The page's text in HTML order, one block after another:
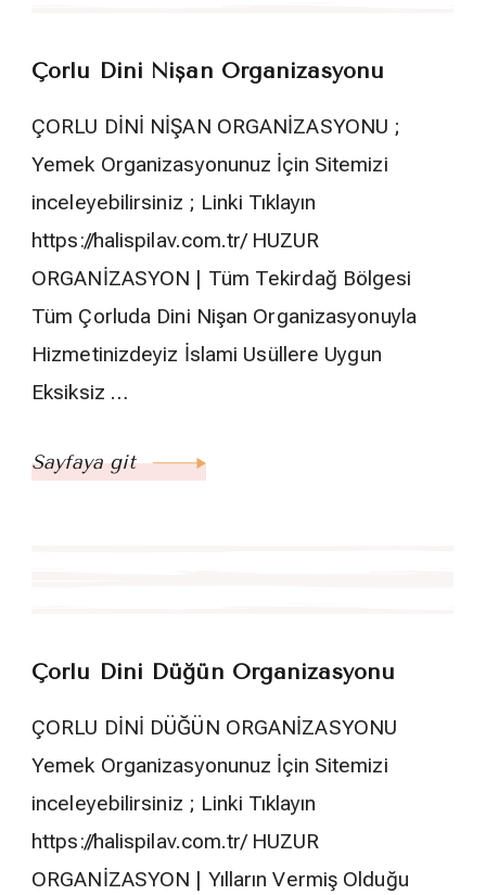
Çorlu Dini Nişan Organizasyonu
ÇORLU DİNİ NİŞAN ORGANİZASYONU ;
Yemek Organizasyonunuz İçin Sitemizi
inceleyebilirsiniz ; Linki Tıklayın
https://halispilav.com.tr/ HUZUR
ORGANİZASYON | Tüm Tekirdağ Bölgesi
Tüm Çorluda Dini Nişan Organizasyonuyla
Hizmetinizdeyiz İslami Usüllere Uygun
Eksiksiz …
Sayfaya git
Çorlu Dini Düğün Organizasyonu
ÇORLU DİNİ DÜĞÜN ORGANİZASYONU
Yemek Organizasyonunuz İçin Sitemizi
inceleyebilirsiniz ; Linki Tıklayın
https://halispilav.com.tr/ HUZUR
ORGANİZASYON | Yılların Vermiş Olduğu